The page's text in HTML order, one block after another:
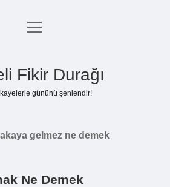
Anasayfa
menüyü
Fikir Durağı
gününü şenlendir!
gelmez ne demek
Ne Demek